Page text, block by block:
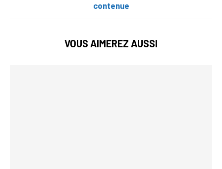
contenue
VOUS AIMEREZ AUSSI